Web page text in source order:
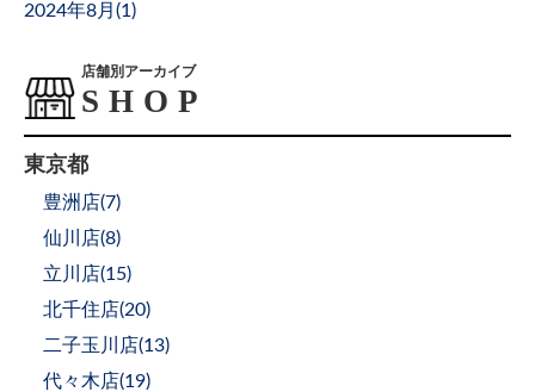
2024年8月(1 )
店舗別アーカイブ
東京都
豊洲店(7)
仙川店(8)
立川店(15)
北千住店(20)
二子玉川店(13)
代々木店(19)